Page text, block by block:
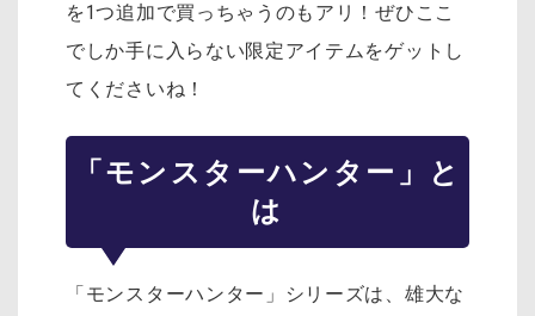
を1つ追加で買っちゃうのもアリ！ぜひここ
でしか手に入らない限定アイテムをゲットし
てくださいね！
「モンスターハンター」と
は
「モンスターハンター」シリーズは、雄大な